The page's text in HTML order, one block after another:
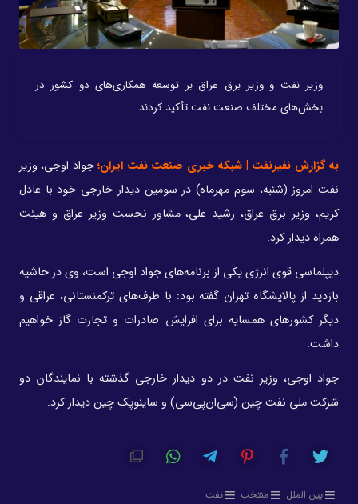
وزیر نفت و وزیر برق عراق بر توسعه همکاری‌های دو کشور در
بخش‌های مختلف صنعت نفت تأکید کردند.
به گزارش نفیرنفت | شبکه خبری صنعت نفت ایران؛جواد اوجی، وزیر
نفت امروز (شنبه، سوم مهرماه) در سومین دیدار خارجی خود با عادل
کریم، وزیر برق عراق، رشید علی، مشاور نخست وزیر عراق و هیئت
همراه دیدار کرد.
دیپلماسی قوی انرژی یکی از برنامه‌های جواد اوجی است، وی در حاشیه
بازدید از پالایشگاه تهران گفته بود: با طرف‌های ترکمنستانی، عراقی و
دیگر کشورهای همسایه برای افزایش صادرات و تجارت گاز خواهیم
داشت.
جواد اوجی، وزیر نفت در دو دیدار خارجی گذشته با نمایندگان دو
شرکت ملی نفت چین (سی‌ان‌پی‌سی) و ساینوپک چین دیدار کرد.
بین الملل منتخب نفت